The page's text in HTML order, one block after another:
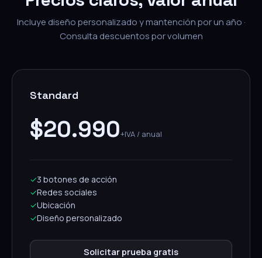
Incluye diseño personalizado y mantención por un año ·
Consulta descuentos por volumen
Standard
$20.990+IVA / anual
✓3 botones de acción
✓Redes sociales
✓Ubicación
✓Diseño personalizado
Solicitar prueba gratis